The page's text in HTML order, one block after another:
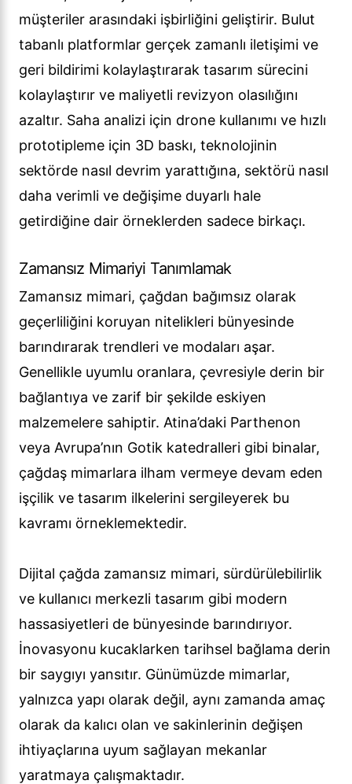
müşteriler arasındaki işbirliğini geliştirir. Bulut
tabanlı platformlar gerçek zamanlı iletişimi ve
geri bildirimi kolaylaştırarak tasarım sürecini
kolaylaştırır ve maliyetli revizyon olasılığını
azaltır. Saha analizi için drone kullanımı ve hızlı
prototipleme için 3D baskı, teknolojinin
sektörde nasıl devrim yarattığına, sektörü nasıl
daha verimli ve değişime duyarlı hale
getirdiğine dair örneklerden sadece birkaçı.
Zamansız Mimariyi Tanımlamak
Zamansız mimari, çağdan bağımsız olarak
geçerliliğini koruyan nitelikleri bünyesinde
barındırarak trendleri ve modaları aşar.
Genellikle uyumlu oranlara, çevresiyle derin bir
bağlantıya ve zarif bir şekilde eskiyen
malzemelere sahiptir. Atina’daki Parthenon
veya Avrupa’nın Gotik katedralleri gibi binalar,
çağdaş mimarlara ilham vermeye devam eden
işçilik ve tasarım ilkelerini sergileyerek bu
kavramı örneklemektedir.
Dijital çağda zamansız mimari, sürdürülebilirlik
ve kullanıcı merkezli tasarım gibi modern
hassasiyetleri de bünyesinde barındırıyor.
İnovasyonu kucaklarken tarihsel bağlama derin
bir saygıyı yansıtır. Günümüzde mimarlar,
yalnızca yapı olarak değil, aynı zamanda amaç
olarak da kalıcı olan ve sakinlerinin değişen
ihtiyaçlarına uyum sağlayan mekanlar
yaratmaya çalışmaktadır.